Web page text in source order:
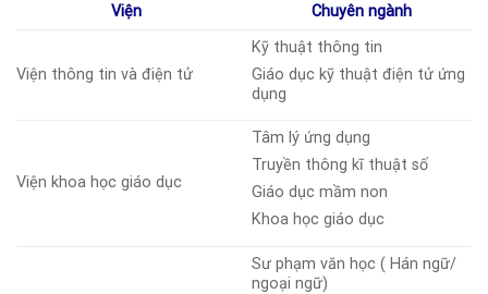
Viện Chuyên ngành
Viện thông tin và điện tử
Kỹ thuật thông tin
Giáo dục kỹ thuật điện tử ứng
dụng
Viện khoa học giáo dục
Tâm lý ứng dụng
Truyền thông kĩ thuật số
Giáo dục mầm non
Khoa học giáo dục
Sư phạm văn học ( Hán ngữ/
ngoại ngữ)